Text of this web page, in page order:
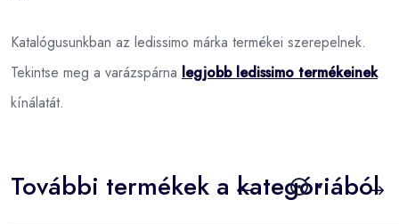
Katalógusunkban az ledissimo márka termékei szerepelnek.
Tekintse meg a varázspárna legjobb ledissimo termékeinek
kínálatát.
További termékek a kategóriából